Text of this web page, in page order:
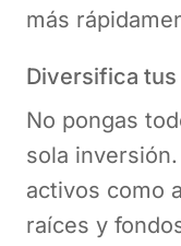
más
Diversifica
No pongas
sola
activos como
raíces y